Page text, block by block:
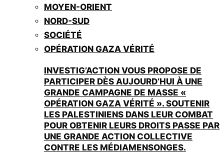
MOYEN-ORIENT
NORD-SUD
SOCIÉTÉ
OPÉRATION GAZA VÉRITÉ
INVESTIG’ACTION VOUS PROPOSE DE
PARTICIPER DÈS AUJOURD’HUI À UNE
GRANDE CAMPAGNE DE MASSE «
OPÉRATION GAZA VÉRITÉ ». SOUTENIR
LES PALESTINIENS DANS LEUR COMBAT
POUR OBTENIR LEURS DROITS PASSE PAR
UNE GRANDE ACTION COLLECTIVE
CONTRE LES MÉDIAMENSONGES.